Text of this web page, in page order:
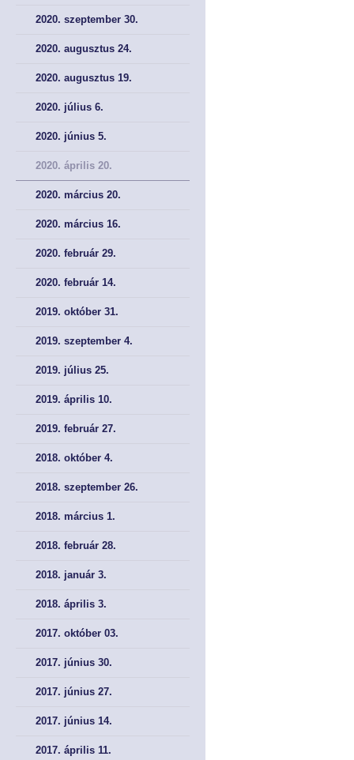
SZAKMAI CIKKEK
SZAKMAI CIKKEK
2020. szeptember 30.
2020. augusztus 24.
2020. augusztus 19.
2020. július 6.
2020. június 5.
2020. április 20.
2020. március 20.
2020. március 16.
2020. február 29.
2020. február 14.
2019. október 31.
2019. szeptember 4.
2019. július 25.
2019. április 10.
2019. február 27.
2018. október 4.
2018. szeptember 26.
2018. március 1.
2018. február 28.
2018. január 3.
2018. április 3.
2017. október 03.
2017. június 30.
2017. június 27.
2017. június 14.
2017. április 11.